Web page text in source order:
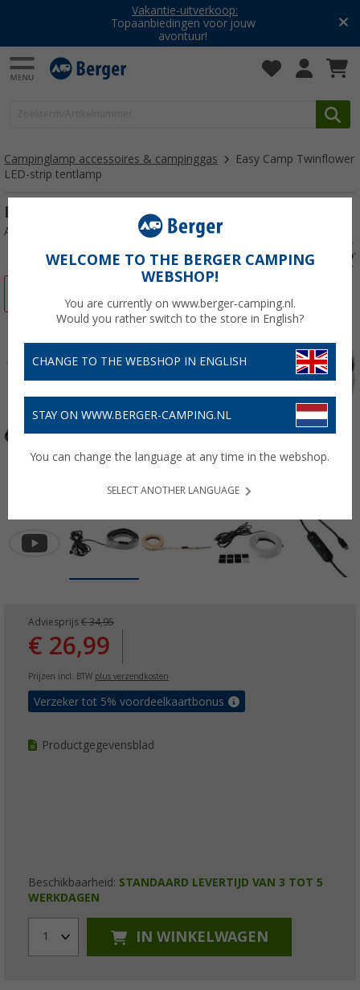
Vakantie-uitverkoop:
Topaanbiedingen voor jouw
avontuur!
Campinglamp accessoires & campinggas
Easy Camp Twinflower
LED-strip tentlamp
Easy Camp Twinflower LED-strip tentlamp
Artikelnr: 546123
Adviesprijs € 34,95
€ 26,99
Prijzen incl. BTW plus verzendkosten
Verzeker tot 5% voordeelkaartbonus
Productgegevensblad
Beschikbaarheid: STANDAARD LEVERTIJD VAN 3 TOT 5
WERKDAGEN
1 IN WINKELWAGEN
WELCOME TO THE BERGER CAMPING
WEBSHOP!
You are currently on www.berger-camping.nl.
Would you rather switch to the store in English?
CHANGE TO THE WEBSHOP IN ENGLISH
STAY ON WWW.BERGER-CAMPING.NL
You can change the language at any time in the webshop.
SELECT ANOTHER LANGUAGE